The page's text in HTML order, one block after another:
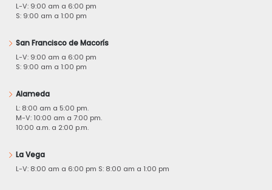
L-V: 9:00 am a 6:00 pm
S: 9:00 am a 1:00 pm
San Francisco de Macorís
L-V: 9:00 am a 6:00 pm
S: 9:00 am a 1:00 pm
Alameda
L: 8:00 am a 5:00 pm.
M-V: 10:00 am a 7:00 pm.
10:00 a.m. a 2:00 p.m.
La Vega
L-V: 8:00 am a 6:00 pm S: 8:00 am a 1:00 pm